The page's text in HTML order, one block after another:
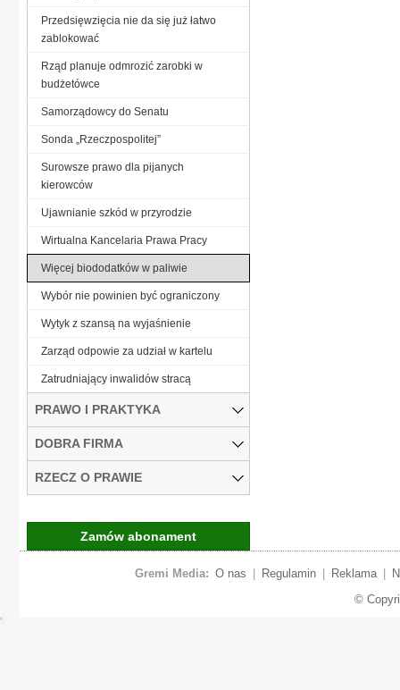
Przedsięwzięcia nie da się już łatwo
zablokować
Rząd planuje odmrozić zarobki w
budżetówce
Samorządowcy do Senatu
Sonda „Rzeczpospolitej”
Surowsze prawo dla pijanych
kierowców
Ujawnianie szkód w przyrodzie
Wirtualna Kancelaria Prawa Pracy
Więcej biododatków w paliwie
Wybór nie powinien być ograniczony
Wytyk z szansą na wyjaśnienie
Zarząd odpowie za udział w kartelu
Zatrudniający inwalidów stracą
PRAWO I PRAKTYKA
DOBRA FIRMA
RZECZ O PRAWIE
Zamów abonament
Gremi Media: O nas Regulamin Reklama
©